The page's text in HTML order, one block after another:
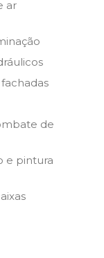
ar
de
e pintura